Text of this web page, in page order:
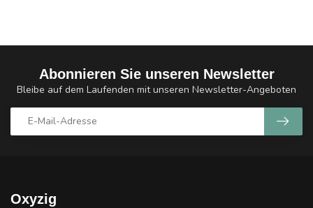
Abonnieren Sie unseren Newsletter
Bleibe auf dem Laufenden mit unseren Newsletter-Angeboten
Oxyzig